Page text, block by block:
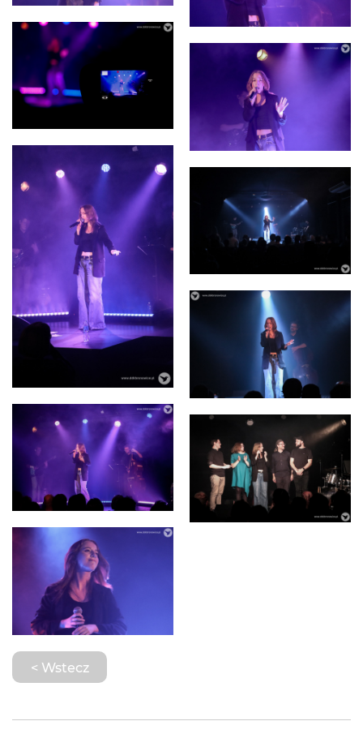
< Wstecz